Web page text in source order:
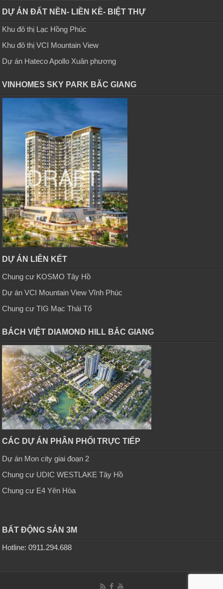
DỰ ÁN ĐẤT NỀN- LIỀN KỀ- BIỆT THỰ
Khu đô thị Lạc Hồng Phúc
Khu đô thị VCI Mountain View
Dự án Hateco Apollo Xuân phương
VINHOMES SKY PARK BĂC GIANG
DỰ ÁN LIÊN KẾT
Chung cư KOSMO Tây Hồ
Dự án VCI Mountain View Vĩnh Phúc
Chung cư TIG Mạc Thái Tổ
BÁCH VIỆT DIAMOND HILL BẮC GIANG
CÁC DỰ ÁN PHÂN PHỐI TRỰC TIẾP
Dự án Mon city giai đoạn 2
Chung cư UDIC WESTLAKE Tây Hồ
Chung cư E4 Yên Hòa
BẤT ĐỘNG SẢN 3M
Hotline: 0911.294.688